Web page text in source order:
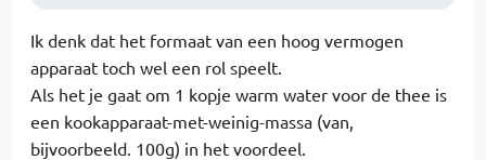
Ik denk dat het formaat van een hoog vermogen
apparaat toch wel een rol speelt.
Als het je gaat om 1 kopje warm water voor de thee is
een kookapparaat-met-weinig-massa (van,
bijvoorbeeld. 100g) in het voordeel.